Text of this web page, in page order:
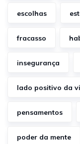
escolhas
fracasso
insegurança
lado positivo da
pensamentos
poder da mente